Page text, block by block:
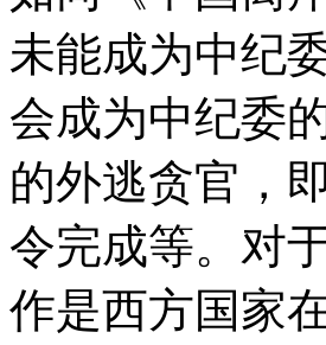
未能成为中纪
会成为中纪委
的外逃贪官，
令完成等。对
作是西方国家